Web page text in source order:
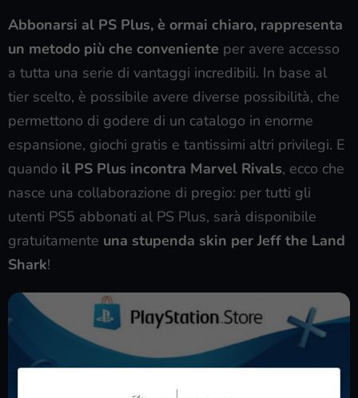
Abbonarsi al PS Plus, è ormai chiaro, rappresenta
un metodo più che conveniente per avere accesso
a tutta una serie di vantaggi incredibili. In base al
tier scelto, è possibile avere diverse possibilità, che
permettono di godere di un catalogo in enorme
espansione, giochi gratis e tantissimi altri privilegi. E
quando il PS Plus incontra Marvel Rivals, ecco che
nasce una collaborazione di pregio: per tutti gli
utenti PS5 abbonati al PS Plus, sarà disponibile
gratuitamente una stupenda skin per Jeff the Land
Shark!